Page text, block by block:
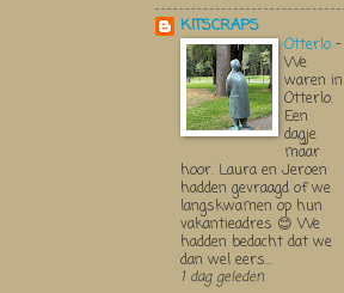
KITSCRAPS
Otterlo -
We
waren in
Otterlo.
Een
dagje
maar
hoor. Laura en Jeroen
hadden gevraagd of we
langskwamen op hun
vakantieadres 😊 We
hadden bedacht dat we
dan wel eers...
1 dag geleden